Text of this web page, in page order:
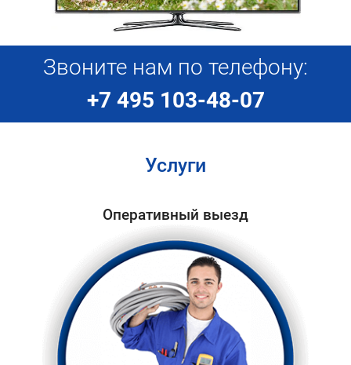
Звоните нам по телефону:
+7 495 103-48-07
Услуги
Оперативный выезд